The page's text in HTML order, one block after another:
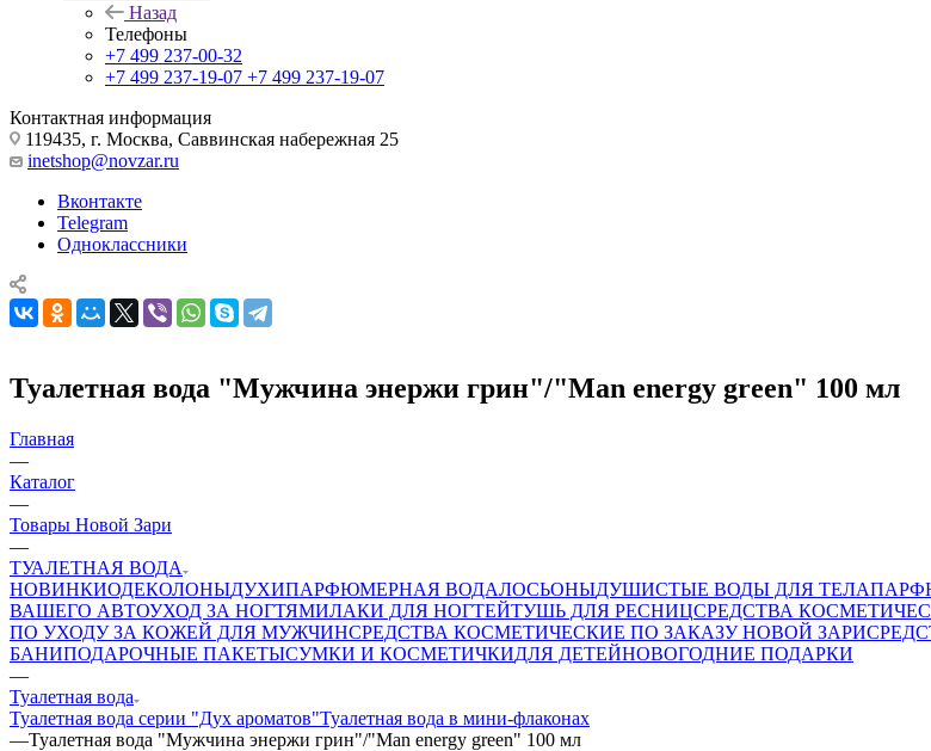
Назад
Телефоны
+7 499 237-00-32
+7 499 237-19-07 +7 499 237-19-07
Контактная информация
119435, г. Москва, Саввинская набережная 25
inetshop@novzar.ru
Вконтакте
Telegram
Одноклассники
Туалетная вода "Мужчина энержи грин"/"Man energy green" 100 мл
Главная
—
Каталог
—
Товары Новой Зари
—
ТУАЛЕТНАЯ ВОДА
НОВИНКИОДЕКОЛОНЫДУХИПАРФЮМЕРНАЯ ВОДАЛОСЬОНЫДУШИСТЫЕ ВОДЫ ДЛЯ ТЕЛА
ВАШЕГО АВТОУХОД ЗА НОГТЯМИЛАКИ ДЛЯ НОГТЕЙТУШЬ ДЛЯ РЕСНИЦСРЕДСТВА
ПО УХОДУ ЗА КОЖЕЙ ДЛЯ МУЖЧИНСРЕДСТВА КОСМЕТИЧЕСКИЕ ПО ЗАКАЗУ НОВОЙ ЗАРИ
БАНИПОДАРОЧНЫЕ ПАКЕТЫСУМКИ И КОСМЕТИЧКИДЛЯ ДЕТЕЙНОВОГОДНИЕ ПОДАРКИ
—
Туалетная вода
Туалетная вода серии "Дух ароматов"Туалетная вода в мини-флаконах
—Туалетная вода "Мужчина энержи грин"/"Man energy green" 100 мл